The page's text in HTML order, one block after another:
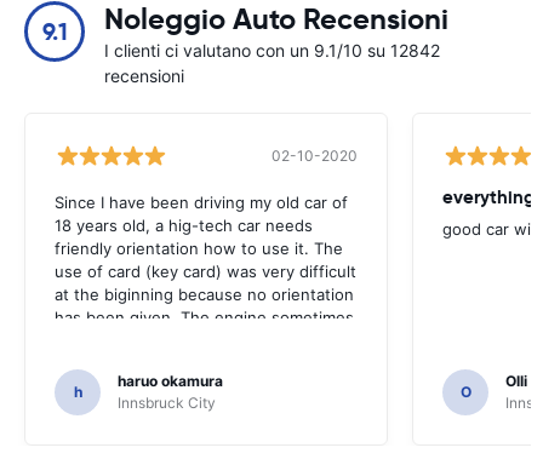
9.1 Noleggio Auto Recensioni
I clienti ci valutano con un 9.1/10 su 12842
recensioni
02-10-2020
Since I have been driving my old car of
18 years old, a hig-tech car needs
friendly orientation how to use it. The
use of card (key card) was very difficult
at the biginning because no orientation
has been given. The engine sometimes
was very nice car, indeed.
h
haruo okamura
Innsbruck City
everything
good car
O
Olli